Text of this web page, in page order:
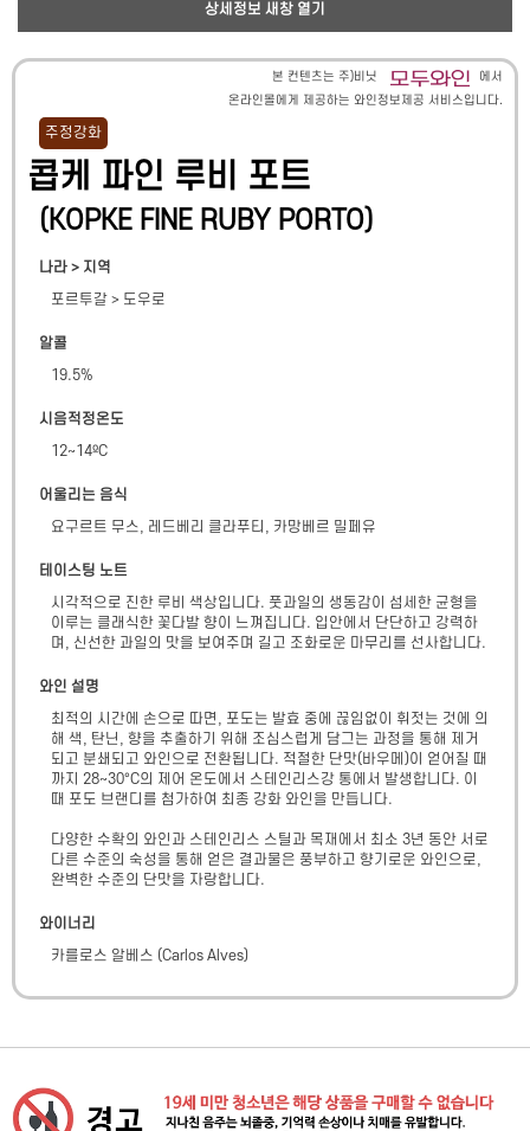
상세정보 새창 열기
본 컨텐츠는 주)비닛
에서
온라인몰에게 제공하는 와인정보제공 서비스입니다.
주정강화
콥케 파인 루비 포트
(KOPKE FINE RUBY PORTO)
나라 > 지역
포르투갈 > 도우로
알콜
19.5%
시음적정온도
12~14ºC
어울리는 음식
요구르트 무스, 레드베리 클라푸티, 카망베르 밀페유
테이스팅 노트
시각적으로 진한 루비 색상입니다. 풋과일의 생동감이 섬세한 균형을
이루는 클래식한 꽃다발 향이 느껴집니다. 입안에서 단단하고 강력하
며, 신선한 과일의 맛을 보여주며 길고 조화로운 마무리를 선사합니다.
와인 설명
최적의 시간에 손으로 따면, 포도는 발효 중에 끊임없이 휘젓는 것에 의
해 색, 탄닌, 향을 추출하기 위해 조심스럽게 담그는 과정을 통해 제거
되고 분쇄되고 와인으로 전환됩니다. 적절한 단맛(바우메)이 얻어질 때
까지 28~30°C의 제어 온도에서 스테인리스강 통에서 발생합니다. 이
때 포도 브랜디를 첨가하여 최종 강화 와인을 만듭니다.
다양한 수확의 와인과 스테인리스 스틸과 목재에서 최소 3년 동안 서로
다른 수준의 숙성을 통해 얻은 결과물은 풍부하고 향기로운 와인으로,
완벽한 수준의 단맛을 자랑합니다.
와이너리
카를로스 알베스 (Carlos Alves)